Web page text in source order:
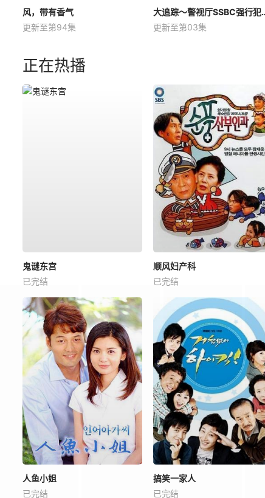
风，带有香气
更新至第94集
大追踪〜警视
更新至第03集
正在热播
鬼谜东宫
已完结
顺风妇产科
已完结
人鱼小姐
已完结
搞笑一家人
已完结